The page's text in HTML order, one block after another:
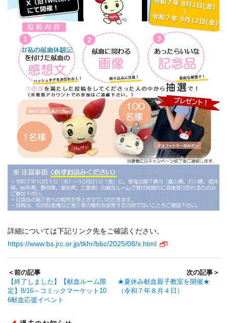
詳細については下記リンク先をご確認ください。
https://www.bs.jrc.or.jp/tkhr/bbc/2025/08/x.html
＜前の記事
【終了しました】【献血ルーム限
定】8/16～コミックマーケット10
6献血応援イベント
次の記事＞
★夏休み献血親子教室を開催★
（令和７年８月４日）